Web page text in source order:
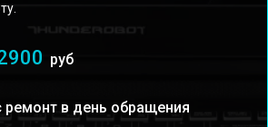
руб
ремонт в день обращения